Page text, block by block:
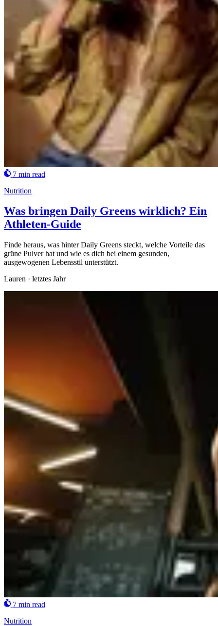
7 min read
Nutrition
Was bringen Daily Greens wirklich? Ein
Athleten-Guide
Finde heraus, was hinter Daily Greens steckt, welche Vorteile das
grüne Pulver hat und wie es dich bei einem gesunden,
ausgewogenen Lebensstil unterstützt.
Lauren · letztes Jahr
7 min read
Nutrition